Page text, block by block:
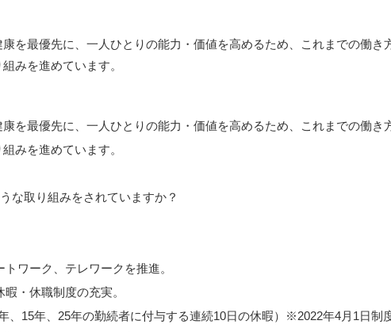
を最優先に、一人ひとりの能力・価値を高めるため、これまでの働
みを進めています。
を最優先に、一人ひとりの能力・価値を高めるため、これまでの働
みを進めています。
な取り組みをされていますか？
ワーク、テレワークを推進。
・休職制度の充実。
15年、25年の勤続者に付与する連続10日の休暇）※2022年4月1日制